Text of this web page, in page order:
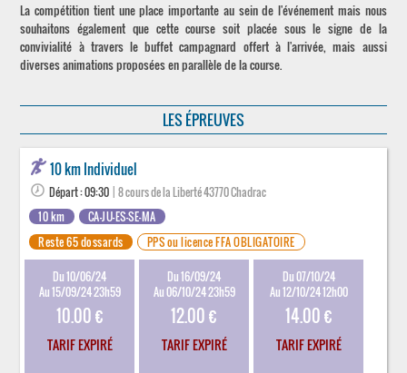
La compétition tient une place importante au sein de l'événement mais nous
souhaitons également que cette course soit placée sous le signe de la
convivialité à travers le buffet campagnard offert à l'arrivée, mais aussi
diverses animations proposées en parallèle de la course.
LES ÉPREUVES
10 km Individuel
Départ : 09:30 | 8 cours de la Liberté 43770 Chadrac
10 km
CA-JU-ES-SE-MA
Reste 65 dossards
PPS ou licence FFA OBLIGATOIRE
Du 10/06/24
Au 15/09/24 23h59
10.00 €
TARIF EXPIRÉ
Du 16/09/24
Au 06/10/24 23h59
12.00 €
TARIF EXPIRÉ
Du 07/10/24
Au 12/10/24 12h00
14.00 €
TARIF EXPIRÉ